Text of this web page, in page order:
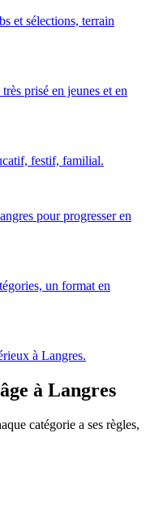
et sélections, terrain
prisé en jeunes et en
festif, familial.
pour progresser en
un format en
à Langres.
à Langres
catégorie a ses règles,